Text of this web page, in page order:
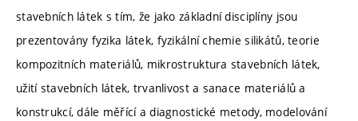
stavebních látek s tím, že jako základní disciplíny jsou
prezentovány fyzika látek, fyzikální chemie silikátů, teorie
kompozitních materiálů, mikrostruktura stavebních látek,
užití stavebních látek, trvanlivost a sanace materiálů a
konstrukcí, dále měřící a diagnostické metody, modelování